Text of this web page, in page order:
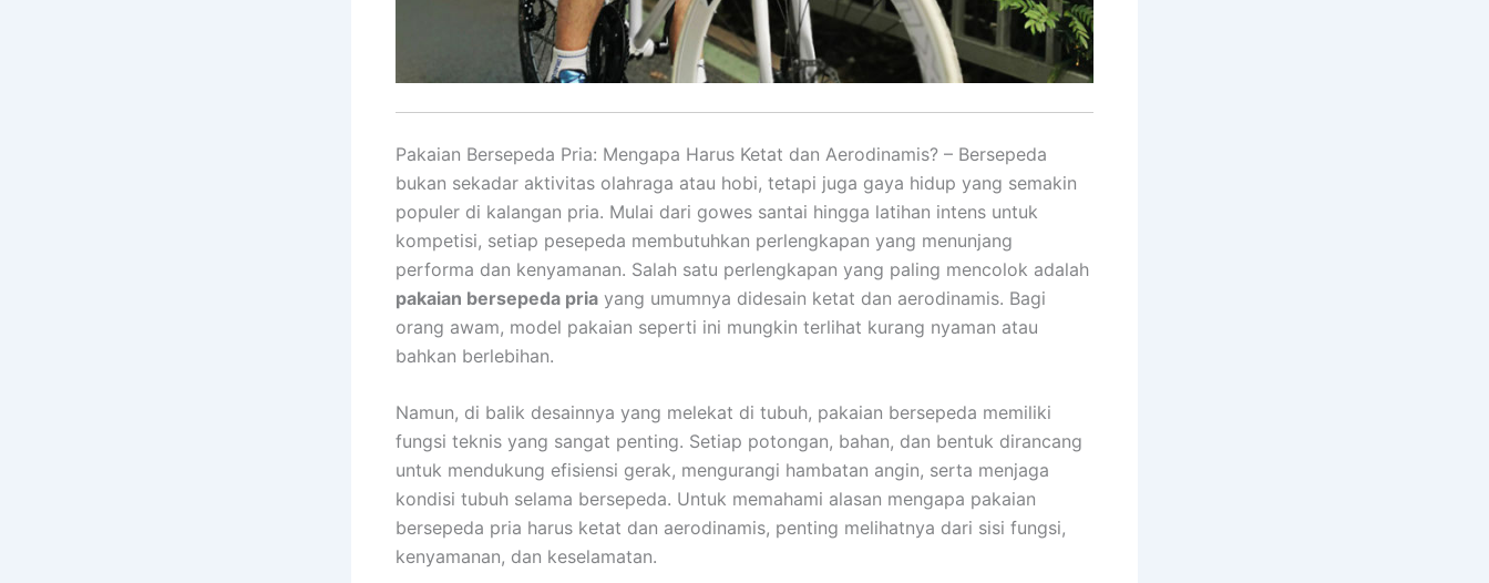
Pakaian Bersepeda Pria: Mengapa Harus Ketat dan Aerodinamis? – Bersepeda
bukan sekadar aktivitas olahraga atau hobi, tetapi juga gaya hidup yang semakin
populer di kalangan pria. Mulai dari gowes santai hingga latihan intens untuk
kompetisi, setiap pesepeda membutuhkan perlengkapan yang menunjang
performa dan kenyamanan. Salah satu perlengkapan yang paling mencolok adalah
pakaian bersepeda pria yang umumnya didesain ketat dan aerodinamis. Bagi
orang awam, model pakaian seperti ini mungkin terlihat kurang nyaman atau
bahkan berlebihan.
Namun, di balik desainnya yang melekat di tubuh, pakaian bersepeda memiliki
fungsi teknis yang sangat penting. Setiap potongan, bahan, dan bentuk dirancang
untuk mendukung efisiensi gerak, mengurangi hambatan angin, serta menjaga
kondisi tubuh selama bersepeda. Untuk memahami alasan mengapa pakaian
bersepeda pria harus ketat dan aerodinamis, penting melihatnya dari sisi fungsi,
kenyamanan, dan keselamatan.